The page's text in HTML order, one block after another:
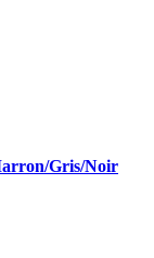
Gris/Noir